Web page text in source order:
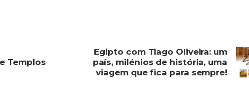
Templos
Egipto com Tiago Oliveira: um
país, milénios de história, uma
viagem que fica para sempre!